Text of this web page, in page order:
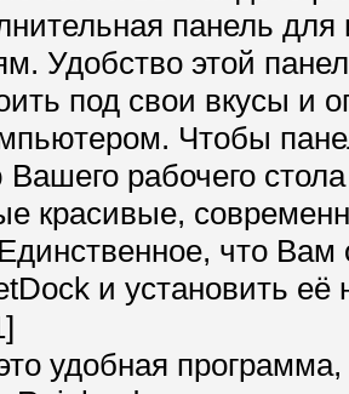
панель для
Удобство этой
под свои вкусы и
Чтобы
рабочего
красивые,
что
и установить
удобная